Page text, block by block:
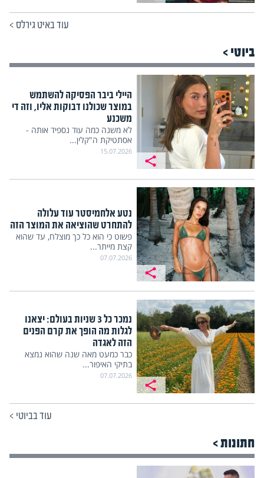
עוד באיט גירלס>
ביוטי >
היילי ביבר הפסיקה להשתמש
במוצר שכולנו דבוקות אליו, וזה די
משכנע
לא משנה כמה עוד נספיד אותה -
אסתטיקת ה"קלין...
15.07.2026
נטע אלחמיסטר עוד עלולה
להתחרט שהוציאה את המוצר הזה
פשוט כי הוא כל כך מוצלח, עד שהוא
קצת מייתר...
07.07.2026
נמכר כל 3 שניות בעולם: יצאנו
לגלות מה הופך את קרם הפנים
הזה לאגדה
כבר כמעט מאה שנה שהוא נמצא
בתיקי האיפור...
07.07.2026
עוד בביוטי >
חתונות >